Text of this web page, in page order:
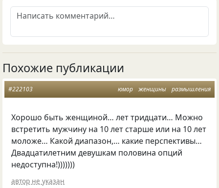
Похожие публикации
юмор женщины размышления
#222103
Хорошо быть женщиной… лет тридцати… Можно
встретить мужчину на 10 лет старше или на 10 лет
моложе… Какой диапазон,… какие перспективы…
Двадцатилетним девушкам половина опций
недоступна!)))))))
автор не указан